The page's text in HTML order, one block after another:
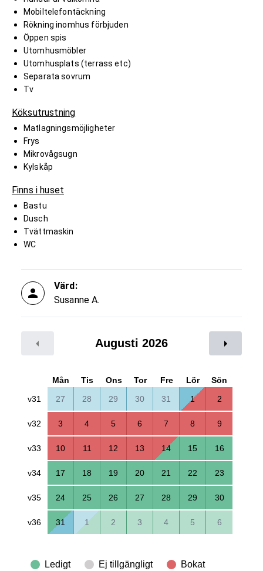
Mobiltelefontäckning
Rökning inomhus förbjuden
Öppen spis
Utomhusmöbler
Utomhusplats (terrass etc)
Separata sovrum
Tv
Köksutrustning
Matlagningsmöjligheter
Frys
Mikrovågsugn
Kylskåp
Finns i huset
Bastu
Dusch
Tvättmaskin
WC
Värd:
Susanne A.
Augusti 2026
Mån Tis Ons Tor Fre Lör
Sön
v31
27 28 29 30 31 1 2
v32 3 4 5 6 7 8 9
v33 10 11 12 13 14 15 16
v34 17 18 19 20 21 22 23
v35 24 25 26 27 28 29 30
v36 31 1 2 3 4 5 6
Ledigt Ej tillgängligt Bokat